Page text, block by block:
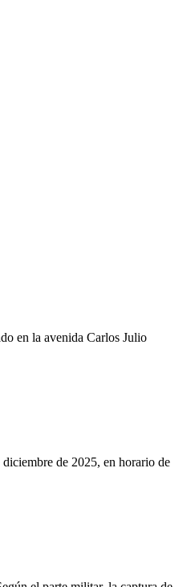
en la avenida Carlos Julio
de 2025, en horario de